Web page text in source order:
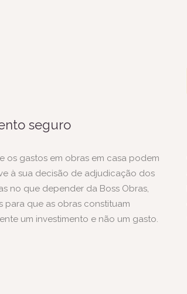
seguro
os gastos em obras em casa podem
à sua decisão de adjudicação dos
no que depender da Boss Obras,
para que as obras constituam
um investimento e não um gasto.